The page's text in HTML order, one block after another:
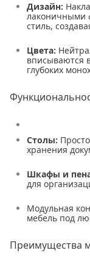
Дизайн:
лаконичными
стиль,
Цвета:
вписываются
глубоких
Столы:
хранения
Шкафы и
для
Модульная
мебель под
Преимущества